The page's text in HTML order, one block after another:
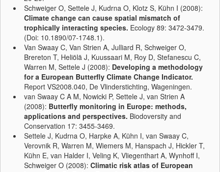
Schweiger O, Settele J, Kudrna O, Klotz S, Kühn I (2008):
Climate change can cause spatial mismatch of
trophically interacting species. Ecology 89: 3472-3479.
(Doi: 10.1890/07-1748.1).
Van Swaay C, Van Strien A, Julliard R, Schweiger O,
Brereton T, Heliölä J, Kuussaari M, Roy D, Stefanescu C,
Warren M, Settele J (2008): Developing a methodology
for a European Butterfly Climate Change Indicator.
Report VS2008.040, De Vlinderstichting, Wageningen.
van Swaay C A M, Nowicki P, Settele J, van Strien A
(2008): Butterfly monitoring in Europe: methods,
applications and perspectives. Biodoversity and
Conservation 17: 3455-3469.
Settele J, Kudrna O, Harpke A, Kühn I, van Swaay C,
Verovnik R, Warren M, Wiemers M, Hanspach J, Hickler T,
Kühn E, van Halder I, Veling K, Vliegenthart A, Wynhoff I,
Schweiger O (2008): Climatic risk atlas of European